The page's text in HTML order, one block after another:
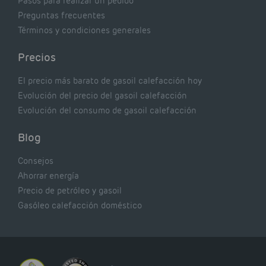
Preguntas frecuentes
Términos y condiciones generales
Precios
El precio más barato de gasoil calefacción hoy
Evolución del precio del gasoil calefacción
Evolución del consumo de gasoil calefacción
Blog
Consejos
Ahorrar energía
Precio de petróleo y gasoil
Gasóleo calefacción doméstico